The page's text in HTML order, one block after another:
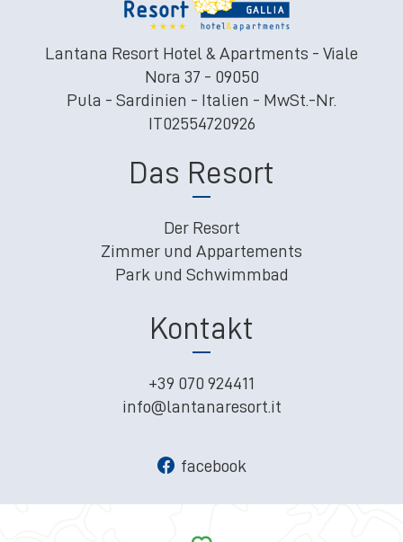
Lantana Resort Hotel & Apartments - Viale
Nora 37 - 09050
Pula - Sardinien - Italien - MwSt.-Nr.
IT02554720926
Das Resort
Der Resort
Zimmer und Appartements
Park und Schwimmbad
Kontakt
+39 070 924411
info@lantanaresort.it
facebook